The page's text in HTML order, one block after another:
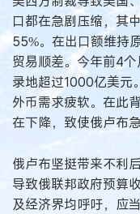
口都在急剧压缩，其
55%。在出口额维持
贸易顺差。今年前4
录地超过1000亿美元
外币需求疲软。在此
在下降，致使俄卢布
俄卢布坚挺带来不利
导致俄联邦政府预算
及经济界均呼吁，应